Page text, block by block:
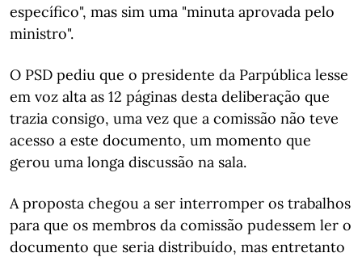
específico", mas sim uma "minuta aprovada pelo
ministro".
O PSD pediu que o presidente da Parpública lesse
em voz alta as 12 páginas desta deliberação que
trazia consigo, uma vez que a comissão não teve
acesso a este documento, um momento que
gerou uma longa discussão na sala.
A proposta chegou a ser interromper os trabalhos
para que os membros da comissão pudessem ler o
documento que seria distribuído, mas entretanto